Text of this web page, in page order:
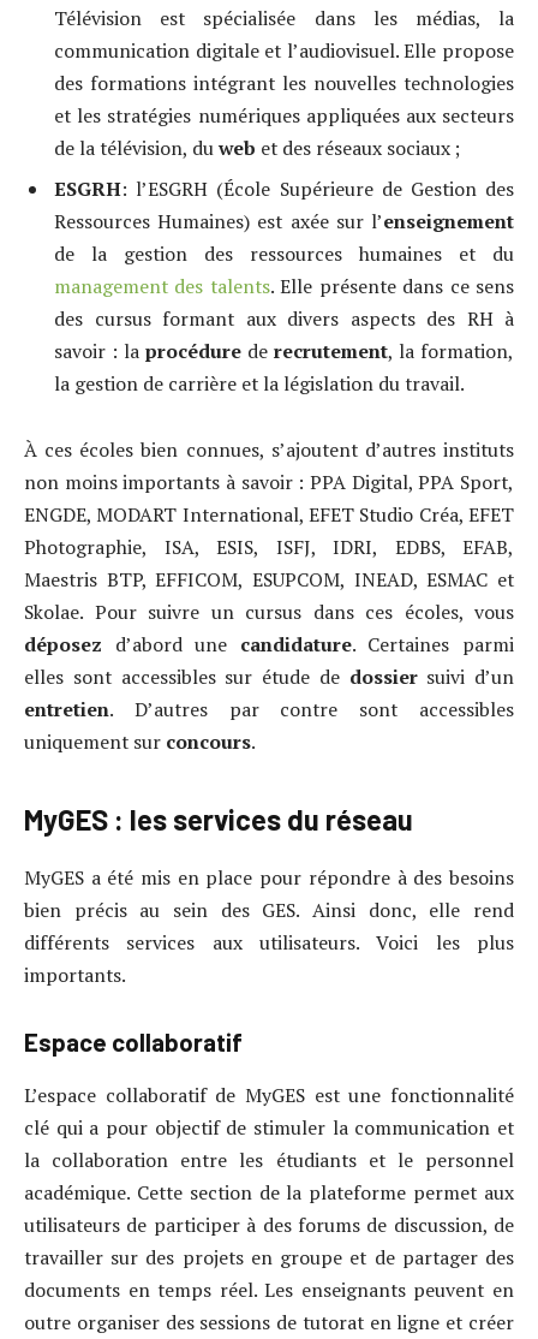
Télévision est spécialisée dans les médias, la
communication digitale et l’audiovisuel. Elle propose
des formations intégrant les nouvelles technologies
et les stratégies numériques appliquées aux secteurs
de la télévision, duweb et des réseaux sociaux ;
ESGRH: l’ESGRH (École Supérieure de Gestion des
Ressources Humaines) est axée sur l’enseignement
de la gestion des ressources humaines et du
management des talents. Elle présente dans ce sens
des cursus formant aux divers aspects des RH à
savoir : la procédure de recrutement, la formation,
la gestion de carrière et la législation du travail.
À ces écoles bien connues, s’ajoutent d’autres instituts
non moins importants à savoir : PPA Digital, PPA Sport,
ENGDE, MODART International, EFET Studio Créa, EFET
Photographie, ISA, ESIS, ISFJ, IDRI, EDBS, EFAB,
Maestris BTP, EFFICOM, ESUPCOM, INEAD, ESMAC et
Skolae. Pour suivre un cursus dans ces écoles, vous
déposez d’abord une candidature. Certaines parmi
elles sont accessibles sur étude de dossiersuivi d’un
entretien. D’autres par contre sont accessibles
uniquement sur concours.
MyGES : les services du réseau
MyGES a été mis en place pour répondre à des besoins
bien précis au sein des GES. Ainsi donc, elle rend
différents services aux utilisateurs. Voici les plus
importants.
Espace collaboratif
L’espace collaboratif de MyGES est une fonctionnalité
clé qui a pour objectif de stimuler la communication et
la collaboration entre les étudiants et le personnel
académique. Cette section de la plateforme permet aux
utilisateurs de participer à des forums de discussion, de
travailler sur des projets en groupe et de partager des
documents en temps réel. Les enseignants peuvent en
outre organiser des sessions de tutorat en ligne et créer